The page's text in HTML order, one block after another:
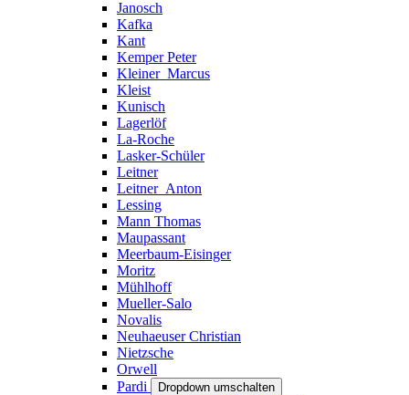
Janosch
Kafka
Kant
Kemper Peter
Kleiner_Marcus
Kleist
Kunisch
Lagerlöf
La-Roche
Lasker-Schüler
Leitner
Leitner_Anton
Lessing
Mann Thomas
Maupassant
Meerbaum-Eisinger
Moritz
Mühlhoff
Mueller-Salo
Novalis
Neuhaeuser Christian
Nietzsche
Orwell
Pardi
Dropdown umschalten